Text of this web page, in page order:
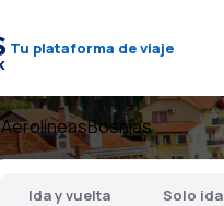
Tu plataforma de viaje
AerolíneasBosnias
Ida y vuelta Solo ida